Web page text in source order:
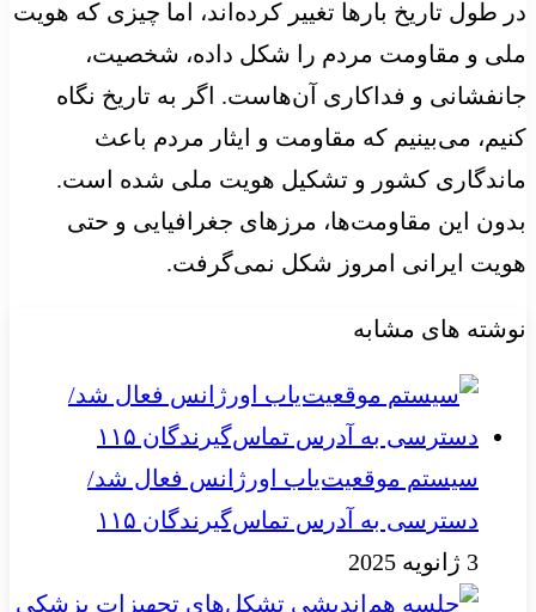
در طول تاریخ بارها تغییر کرده‌اند، اما چیزی که هویت
ملی و مقاومت مردم را شکل داده، شخصیت،
جانفشانی و فداکاری آن‌هاست. اگر به تاریخ نگاه
کنیم، می‌بینیم که مقاومت و ایثار مردم باعث
ماندگاری کشور و تشکیل هویت ملی شده است.
بدون این مقاومت‌ها، مرزهای جغرافیایی و حتی
هویت ایرانی امروز شکل نمی‌گرفت.
نوشته های مشابه
سیستم موقعیت‌یاب اورژانس فعال شد/
دسترسی به آدرس تماس‌گیرندگان ۱۱۵
3 ژانویه 2025